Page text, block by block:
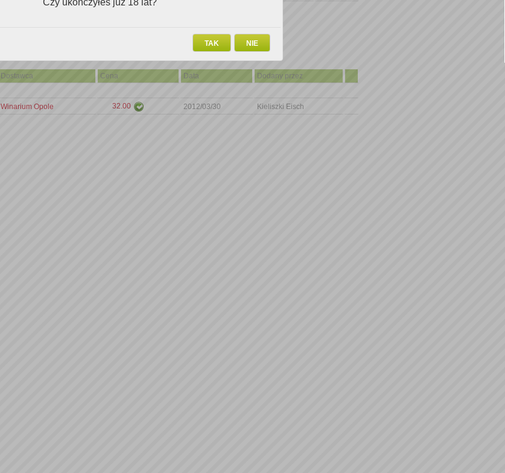
Dostawca Cena Data Dodany przez
Winarium Opole 32.00 2012/03/30 Kieliszki Eisch
Czy ukończyłeś już 18 lat?
NIE
TAK